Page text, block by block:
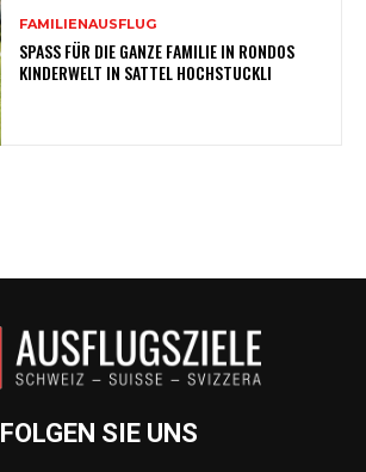
FAMILIENAUSFLUG
SPASS FÜR DIE GANZE FAMILIE IN RONDOS
KINDERWELT IN SATTEL HOCHSTUCKLI
FOLGEN SIE UNS